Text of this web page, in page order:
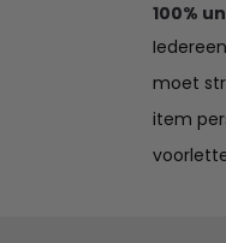
100%
moet
item